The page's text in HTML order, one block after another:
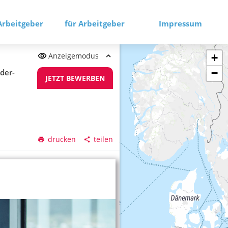
für Arbeitgeber Impressum
Anzeigemodus
JETZT BEWERBEN
drucken teilen
+
−